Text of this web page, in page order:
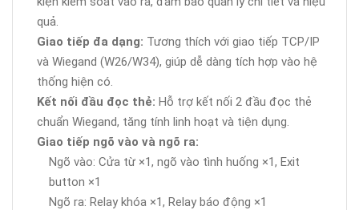
quả.
Giao tiếp đa dạng: Tương thích với giao tiếp TCP/IP
và Wiegand (W26/W34), giúp dễ dàng tích hợp vào hệ
thống hiện có.
Kết nối đầu đọc thẻ: Hỗ trợ kết nối 2 đầu đọc thẻ
chuẩn Wiegand, tăng tính linh hoạt và tiện dụng.
Giao tiếp ngõ vào và ngõ ra:
Ngõ vào: Cửa từ ×1, ngõ vào tình huống ×1, Exit
button ×1
Ngõ ra: Relay khóa ×1, Relay báo động ×1